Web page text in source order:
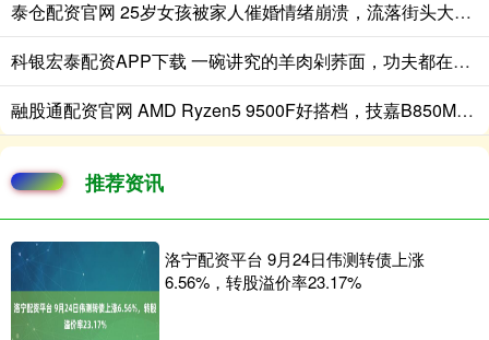
泰仓配资官网 25岁女孩被家人催婚情绪崩溃，流落街头大哭满脸无助，场面心酸！
科银宏泰配资APP下载 一碗讲究的羊肉剁荞面，功夫都在看不见的地方
融股通配资官网 AMD Ryzen5 9500F好搭档，技嘉B850M电竞雕压榨尽内存最后潜能！
推荐资讯
洛宁配资平台 9月24日伟测转债上涨
6.56%，转股溢价率23.17%